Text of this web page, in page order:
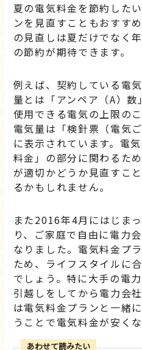
夏の電気料金を節約した
ンを見直すこともおすす
の見直しは夏だけでなく
の節約が期待できます。
例えば、契約している電
量とは「アンペア（A）
使用できる電気の上限の
電気量は「検針票（電気
に表示されています。電
料金」の部分に関わるた
が適切かどうか見直すこ
るかもしれません。
また2016年4月にはじま
り、ご家庭で自由に電力
なりました。電気料金プ
ため、ライフスタイルに
でしょう。特に大手の電
引越しをしてから電力会
は電気料金プランと一緒
うことで電気料金が安く
あわせて読みたい